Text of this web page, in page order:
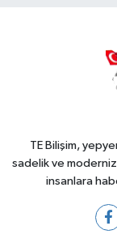
TE Bilişim,
sadelik ve
insanlara